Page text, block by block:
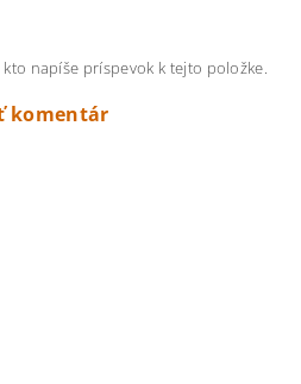
napíše príspevok k tejto položke.
komentár